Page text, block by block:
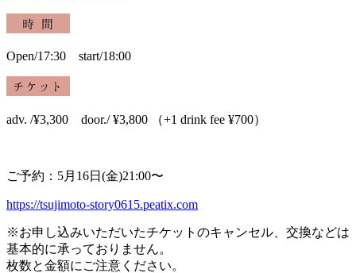
Open/17:30 start/18:00
adv. /¥3,300 door./ ¥3,800 （+1 drink fee ¥700）
ご予約：5月16日(金)21:00〜
https://tsujimoto-story0615.peatix.com
※お申し込みいただいたチケットのキャンセル、 交換などは
基本的に承っておりません。
枚数と金額にご注意ください。